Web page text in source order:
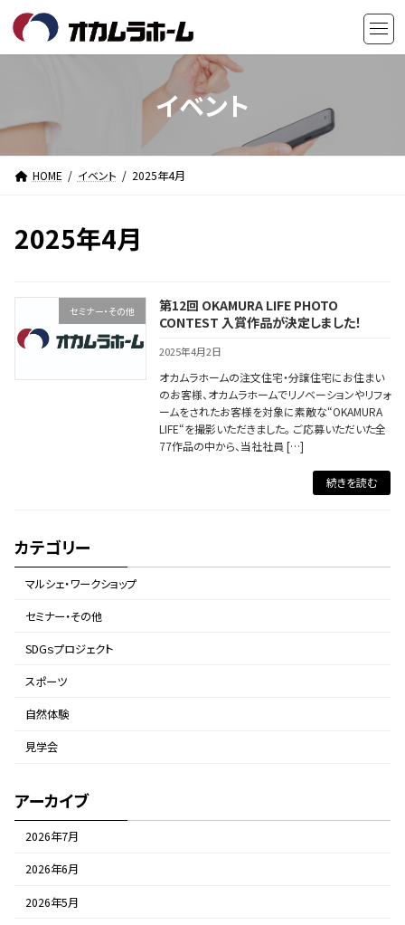
テ
ス
キ
ゲ
ン
に
イベント
HOME イベント 2025年4月
2025年4月
セミナー・その他
第12回 OKAMURA LIFE PHOTO
CONTEST 入賞作品が決定しました！
2025年4月2日
オカムラホームの注文住宅・分譲住宅にお住まい
のお客様、オカムラホームでリノベーションやリフォ
ームをされたお客様を対象に素敵な“OKAMURA
LIFE“を撮影いただきました。 ご応募いただいた全
77作品の中から、当社社員 […]
続きを読む
カテゴリー
マルシェ・ワークショップ
セミナー・その他
SDGｓプロジェクト
スポーツ
自然体験
見学会
アーカイブ
2026年7月
2026年6月
2026年5月